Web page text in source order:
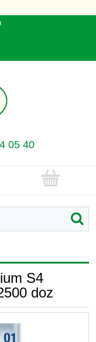
05 40
S4
doz